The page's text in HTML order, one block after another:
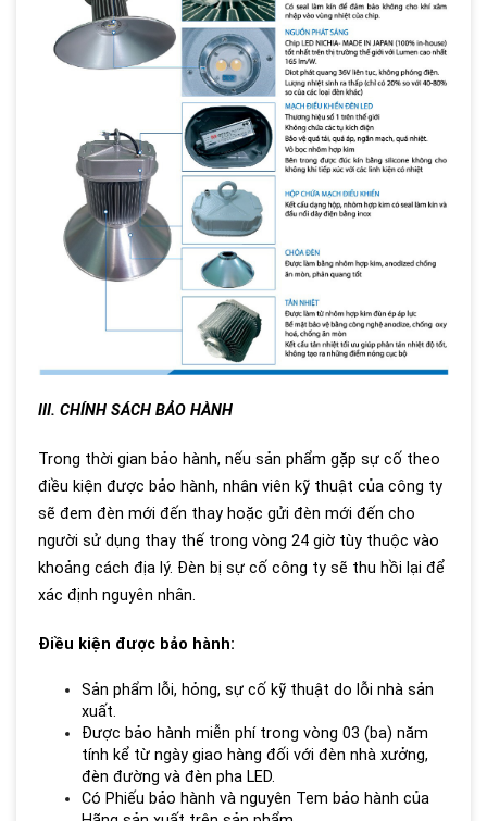
III. CHÍNH SÁCH BẢO HÀNH
Trong thời gian bảo hành, nếu sản phẩm gặp sự cố theo
điều kiện được bảo hành, nhân viên kỹ thuật của công ty
sẽ đem đèn mới đến thay hoặc gửi đèn mới đến cho
người sử dụng thay thế trong vòng 24 giờ tùy thuộc vào
khoảng cách địa lý. Đèn bị sự cố công ty sẽ thu hồi lại để
xác định nguyên nhân.
Điều kiện được bảo hành:
Sản phẩm lỗi, hỏng, sự cố kỹ thuật do lỗi nhà sản
xuất.
Được bảo hành miễn phí trong vòng 03 (ba) năm
tính kể từ ngày giao hàng đối với đèn nhà xưởng,
đèn đường và đèn pha LED.
Có Phiếu bảo hành và nguyên Tem bảo hành của